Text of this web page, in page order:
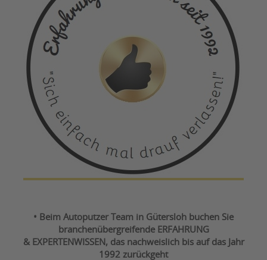
• Beim Autoputzer Team in Gütersloh buchen Sie
branchenübergreifende ERFAHRUNG
& EXPERTENWISSEN, das nachweislich bis auf das Jahr
1992 zurückgeht